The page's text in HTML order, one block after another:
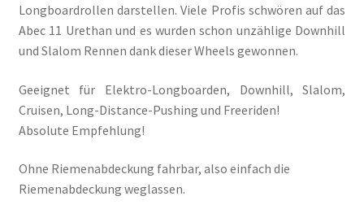
Longboardrollen darstellen. Viele Profis schwören auf das
Abec 11 Urethan und es wurden schon unzählige Downhill
und Slalom Rennen dank dieser Wheels gewonnen.
Geeignet für Elektro-Longboarden, Downhill, Slalom,
Cruisen, Long-Distance-Pushing und Freeriden!
Absolute Empfehlung!
Ohne Riemenabdeckung fahrbar, also einfach die
Riemenabdeckung weglassen.